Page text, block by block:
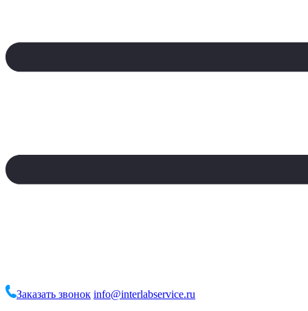
Заказать звонок info@interlabservice.ru